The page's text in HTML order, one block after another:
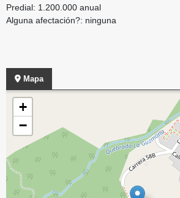
Predial: 1.200.000 anual
Alguna afectación?: ninguna
Mapa
+
−